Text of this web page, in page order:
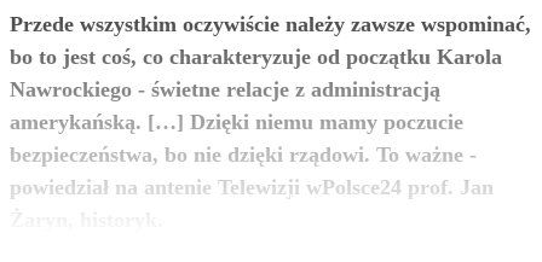
Przede wszystkim oczywiście należy zawsze wspominać,
bo to jest coś, co charakteryzuje od początku Karola
Nawrockiego - świetne relacje z administracją
amerykańską. […] Dzięki niemu mamy poczucie
bezpieczeństwa, bo nie dzięki rządowi. To ważne -
powiedział na antenie Telewizji wPolsce24 prof. Jan
zobacz więcej